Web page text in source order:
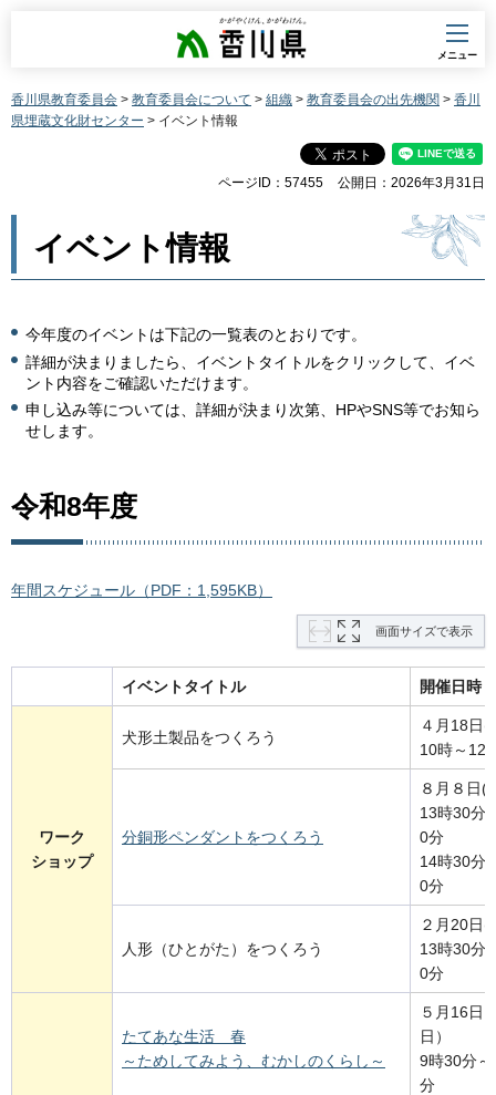
香川県
メニュー
香川県教育委員会 > 教育委員会について > 組織 > 教育委員会の出先機関 > 香川
県埋蔵文化財センター > イベント情報
ページID：57455 公開日：2026年3月31日
イベント情報
今年度のイベントは下記の一覧表のとおりです。
詳細が決まりましたら、イベントタイトルをクリックして、イベ
ント内容をご確認いただけます。
申し込み等については、詳細が決まり次第、HPやSNS等でお知ら
せします。
令和8年度
年間スケジュール（PDF：1,595KB）
画面サイズで表示
イベントタイトル 開催日時
ワーク
ショップ
犬形土製品をつくろう
４月18日(
10時～12
分銅形ペンダントをつくろう
８月８日(
13時30分
0分
14時30分
0分
人形（ひとがた）をつくろう
２月20日(
13時30分
0分
たてあな生活 春
～ためしてみよう、むかしのくらし～
５月16日
日）
9時30分
分